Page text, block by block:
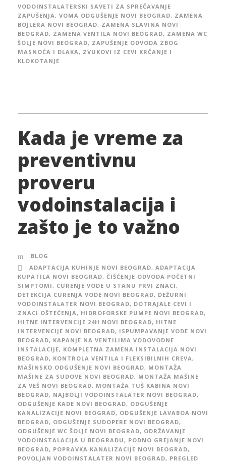
VODOINSTALATERSKI SAVETI ZA SPREČAVANJE
ZAPUŠENJA , VOMA ODGUŠENJE NOVI BEOGRAD, ZAMENA
BOJLERA NOVI BEOGRAD, ZAMENA SLAVINA NOVI
BEOGRAD, ZAMENA VENTILA NOVI BEOGRAD, ZAMENA WC
ŠOLJE NOVI BEOGRAD, ZAPUŠENJE ODVODA ZBOG
MASNOĆA I DLAKA , ZVUKOVI IZ CEVI KRČANJE I
KLOKOTANJE
Kada je vreme za
preventivnu
proveru
vodoinstalacija i
zašto je to važno
BLOG
ADAPTACIJA KUHINJE NOVI BEOGRAD, ADAPTACIJA
KUPATILA NOVI BEOGRAD, ČIŠĆENJE ODVODA POČETNI
SIMPTOMI, CURENJE VODE U STANU PRVI ZNACI,
DETEKCIJA CURENJA VODE NOVI BEOGRAD, DEŽURNI
VODOINSTALATER NOVI BEOGRAD, DOTRAJALE CEVI I
ZNACI OŠTEĆENJA, HIDROFORSKE PUMPE NOVI BEOGRAD,
HITNE INTERVENCIJE 24H NOVI BEOGRAD, HITNE
INTERVENCIJE NOVI BEOGRAD, ISPUMPAVANJE VODE NOVI
BEOGRAD, KAPANJE NA VENTILIMA VODOVODNE
INSTALACIJE, KOMPLETNA ZAMENA INSTALACIJA NOVI
BEOGRAD, KONTROLA VENTILA I FLEKSIBILNIH CREVA,
MAŠINSKO ODGUŠENJE NOVI BEOGRAD, MONTAŽA
MAŠINE ZA SUDOVE NOVI BEOGRAD, MONTAŽA MAŠINE
ZA VEŠ NOVI BEOGRAD, MONTAŽA TUŠ KABINA NOVI
BEOGRAD, NAJBOLJI VODOINSTALATER NOVI BEOGRAD,
ODGUŠENJE KADE NOVI BEOGRAD, ODGUŠENJE
KANALIZACIJE NOVI BEOGRAD, ODGUŠENJE LAVABOA NOVI
BEOGRAD, ODGUŠENJE SUDOPERE NOVI BEOGRAD,
ODGUŠENJE WC ŠOLJE NOVI BEOGRAD, ODRŽAVANJE
VODOINSTALACIJA U BEOGRADU, PODNO GREJANJE NOVI
BEOGRAD, POPRAVKA KANALIZACIJE NOVI BEOGRAD,
POVOLJAN VODOINSTALATER NOVI BEOGRAD, PREGLED